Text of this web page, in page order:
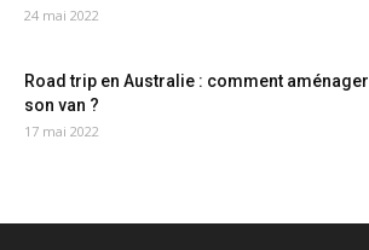
24 mai 2022
Road trip en Australie : comment aménager
son van ?
17 mai 2022